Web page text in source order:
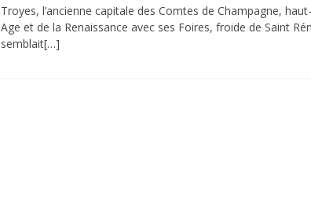
Troyes, l’ancienne capitale des Comtes de Champagne,
Age et de la Renaissance avec ses Foires, froide de Saint
semblait[…]